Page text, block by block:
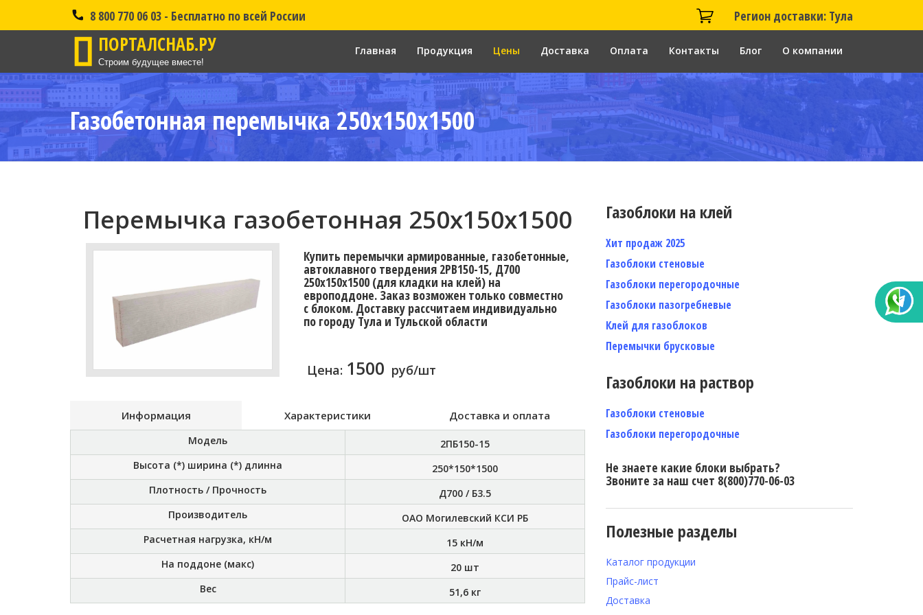
8 800 770 06 03 - Бесплатно по всей России Регион доставки: Тула
ПОРТАЛСНАБ.РУ
Строим будущее вместе!
Главная Продукция Цены Доставка Оплата Контакты Блог О компании
Газобетонная перемычка 250x150x1500
Перемычка газобетонная 250x150x1500
Купить перемычки армированные, газобетонные,
автоклавного твердения 2PB150-15, Д700
250х150х1500 (для кладки на клей) на
европоддоне. Заказ возможен только совместно
с блоком. Доставку расcчитаем индивидуально
по городу Тула и Тульской области
Цена: 1500 руб/шт
Информация Характеристики Доставка и оплата
Модель
2ПБ150-15
Высота (*) ширина (*) длинна
250*150*1500
Плотность / Прочность
Д700 / Б3.5
Производитель
ОАО Могилевский КСИ РБ
Расчетная нагрузка, кН/м
15 кН/м
На поддоне (макс)
20 шт
Вес
51,6 кг
Газоблоки на клей
Хит продаж 2025
Газоблоки стеновые
Газоблоки перегородочные
Газоблоки пазогребневые
Клей для газоблоков
Перемычки брусковые
Газоблоки на раствор
Газоблоки стеновые
Газоблоки перегородочные
Не знаете какие блоки выбрать?
Звоните за наш счет 8(800)770-06-03
Полезные разделы
Каталог продукции
Прайс-лист
Доставка